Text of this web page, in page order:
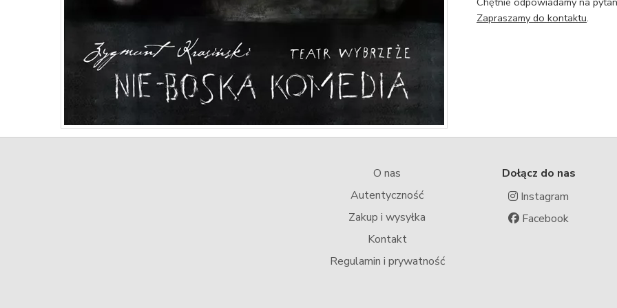
Zapraszamy do kontaktu.
O nas
Autentyczność
Zakup i wysyłka
Kontakt
Regulamin i prywatność
Dołącz do nas
Instagram
Facebook